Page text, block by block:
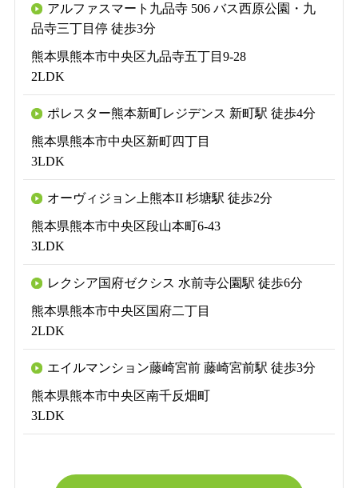
アルファスマート九品寺 506 バス西原公園・九
品寺三丁目停 徒歩3分
熊本県熊本市中央区九品寺五丁目9-28
2LDK
ポレスター熊本新町レジデンス 新町駅 徒歩4分
熊本県熊本市中央区新町四丁目
3LDK
オーヴィジョン上熊本II 杉塘駅 徒歩2分
熊本県熊本市中央区段山本町6-43
3LDK
レクシア国府ゼクシス 水前寺公園駅 徒歩6分
熊本県熊本市中央区国府二丁目
2LDK
エイルマンション藤崎宮前 藤崎宮前駅 徒歩3分
熊本県熊本市中央区南千反畑町
3LDK